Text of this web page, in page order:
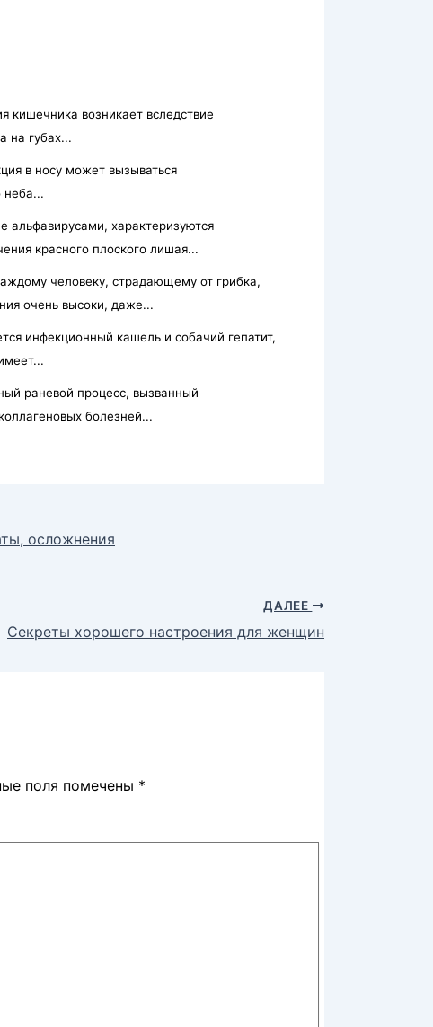
кишечника возникает вследствие
на губах...
в носу может вызываться
неба...
альфавирусами, характеризуются
красного плоского лишая...
человеку, страдающему от грибка,
очень высоки, даже...
инфекционный кашель и собачий гепатит,
раневой процесс, вызванный
болезней...
осложнения
ДАЛЕЕ
Секреты хорошего настроения для женщин
поля помечены *